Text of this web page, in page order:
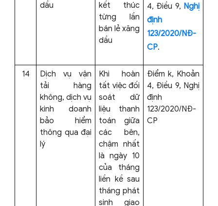
dầu
kết thúc
từng lần
bán lẻ xăng
dầu
4, Điều 9, Nghị
định
123/2020/NĐ-
CP.
14
Dịch vụ vận
tải hàng
không, dịch vụ
kinh doanh
bảo hiểm
thông qua đại
lý
Khi hoàn
tất việc đối
soát dữ
liệu thanh
toán giữa
các bên,
chậm nhất
là ngày 10
của tháng
liền kề sau
tháng phát
sinh giao
Điểm k, Khoản
4, Điều 9, Nghị
định
123/2020/NĐ-
CP